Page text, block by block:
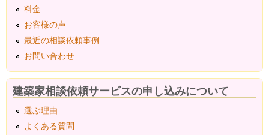
料金
お客様の声
最近の相談依頼事例
お問い合わせ
建築家相談依頼サービスの申し込みについて
選ぶ理由
よくある質問